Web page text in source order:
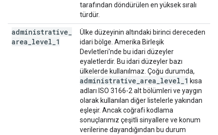
tarafından döndürülen en yüksek sıralı
türdür.
administrative
area level 1
Ülke düzeyinin altındaki birinci dereceden
idari bölge. Amerika Birleşik
Devletleri'nde bu idari düzeyler
eyaletlerdir. Bu idari düzeyler bazı
ülkelerde kullanılmaz. Çoğu durumda,
administrative area level 1 kısa
adları ISO 3166-2 alt bölümleri ve yaygın
olarak kullanılan diğer listelerle yakından
eşleşir. Ancak coğrafi kodlama
sonuçlarımız çeşitli sinyallere ve konum
verilerine dayandığından bu durum